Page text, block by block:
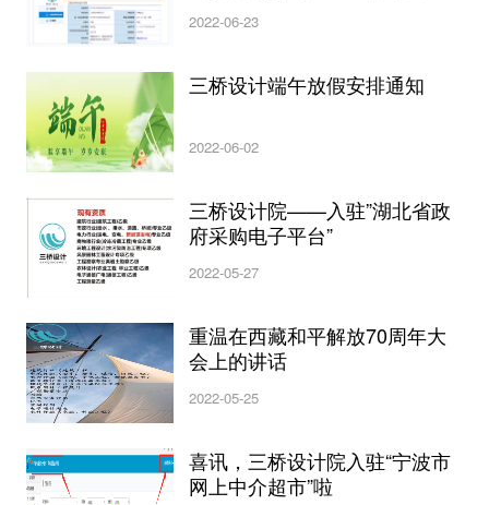
2022-06-23
三桥设计端午放假安排通知
2022-06-02
三桥设计院——入驻”湖北省政
府采购电子平台”
2022-05-27
重温在西藏和平解放70周年大
会上的讲话
2022-05-25
喜讯，三桥设计院入驻“宁波市
网上中介超市”啦